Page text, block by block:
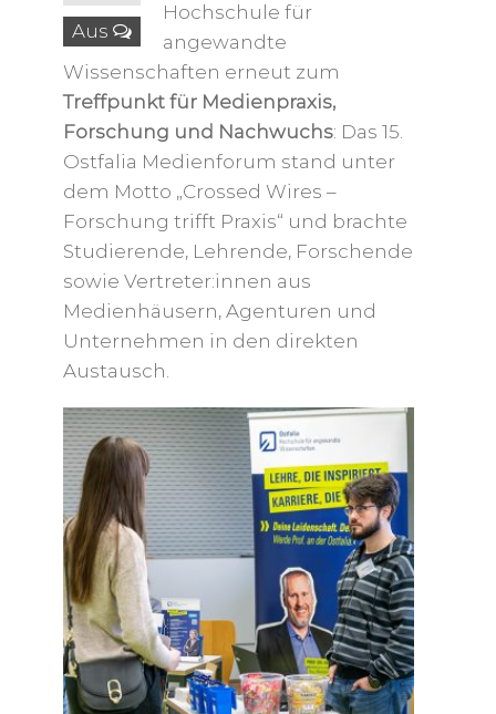
Aus
Hochschule für
angewandte
Wissenschaften erneut zum
Treffpunkt für Medienpraxis,
Forschung und Nachwuchs: Das 15.
Ostfalia Medienforum stand unter
dem Motto „Crossed Wires –
Forschung trifft Praxis“ und brachte
Studierende, Lehrende, Forschende
sowie Vertreter:innen aus
Medienhäusern, Agenturen und
Unternehmen in den direkten
Austausch.